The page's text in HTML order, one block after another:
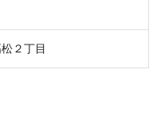
２丁目